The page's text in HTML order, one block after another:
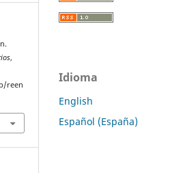
,
reen
Idioma
English
Español (España)